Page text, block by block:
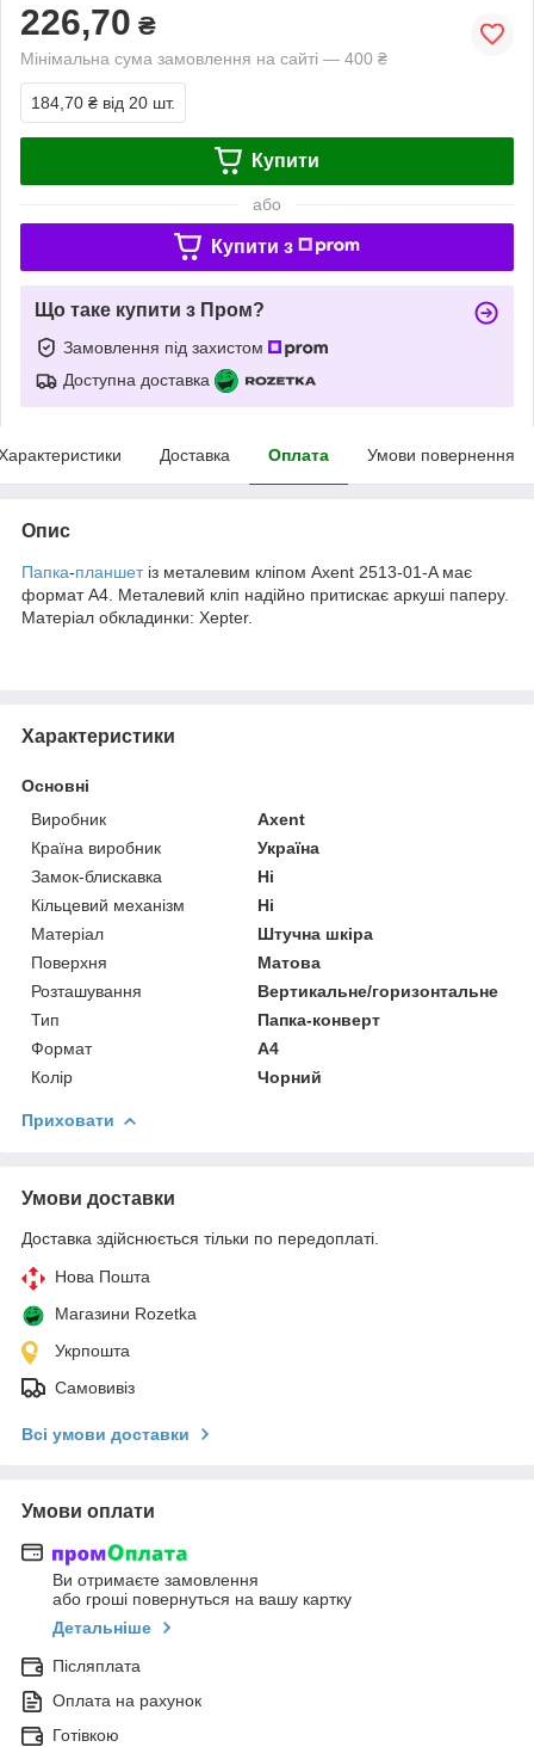
226,70 ₴
Мінімальна сума замовлення на сайті — 400 ₴
184,70 ₴ від 20 шт.
Купити
або
Купити з
Що таке купити з Пром?
Замовлення під захистом
Доступна доставка
Доставка Оплата Умови повернення
Опис
Папка-планшетіз металевим кліпом Axent 2513-01-A має
формат А4. Металевий кліп надійно притискає аркуші паперу.
Матеріал обкладинки: Xepter.
Характеристики
Основні
Виробник
Axent
Країна виробник
Україна
Замок-блискавка
Ні
Кільцевий механізм
Ні
Матеріал
Штучна шкіра
Поверхня
Матова
Розташування
Вертикальне/горизонтальне
Тип
Папка-конверт
Формат
A4
Колір
Чорний
Приховати
Умови доставки
Доставка здійснюється тільки по передоплаті.
Нова Пошта
Магазини Rozetka
Укрпошта
Самовивіз
Всі умови доставки
Умови оплати
Ви отримаєте замовлення
або гроші повернуться на вашу картку
Детальніше
Післяплата
Оплата на рахунок
Готівкою